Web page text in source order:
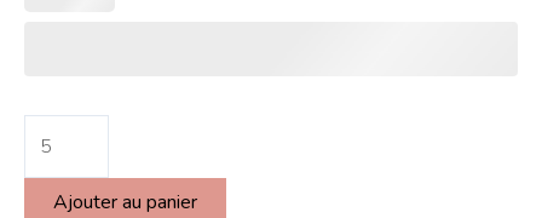
Ajouter au panier